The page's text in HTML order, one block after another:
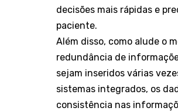
decisões mais rápidas e
paciente.
Além disso, como alude o
redundância de
sejam inseridos várias
sistemas integrados, os
consistência nas